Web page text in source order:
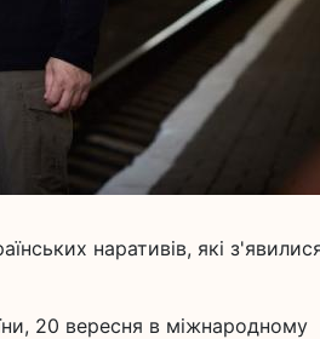
наративів, які
20 вересня в міжнародному